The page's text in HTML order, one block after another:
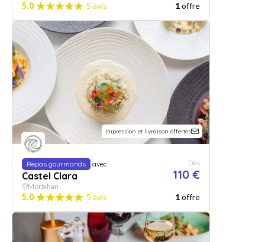
5.0 5 avis 1offre
Impression et livraison offertes
Repas gourmands avec
Castel Clara
Dès
110 €
Morbihan
5.0 5 avis 1offre